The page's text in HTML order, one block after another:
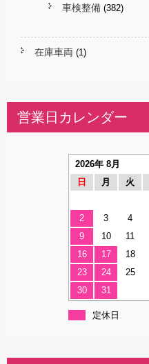
車検整備 (382)
在庫車両 (1)
営業日カレンダー
2026年 8月
日
月 火
2
3 4
9
10 11
16
17 18
23
24 25
30
31
定休日